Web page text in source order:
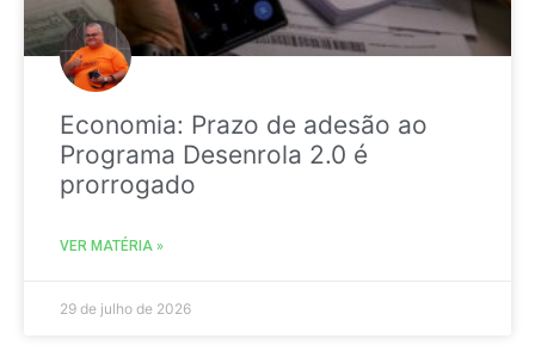
Economia: Prazo de adesão ao
Programa Desenrola 2.0 é
prorrogado
VER MATÉRIA »
29 de julho de 2026